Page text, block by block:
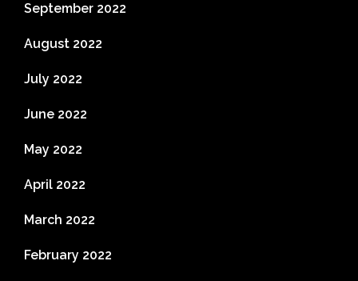
September 2022
August 2022
July 2022
June 2022
May 2022
April 2022
March 2022
February 2022